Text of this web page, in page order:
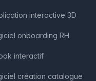
interactive 3D
onboarding RH
interactif
création catalogue